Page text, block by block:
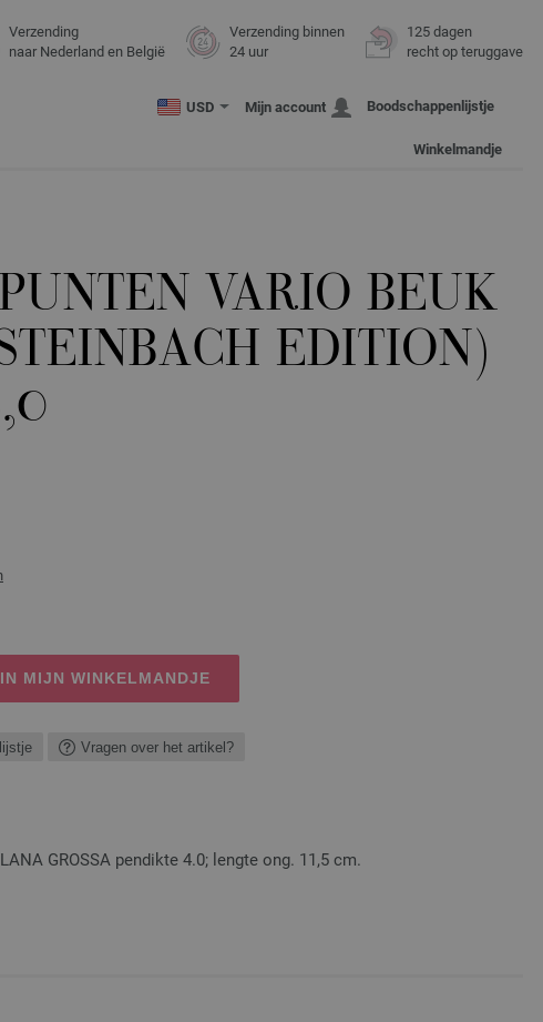
Verzending
naar Nederland en België
Verzending binnen
24 uur
125 dagen
recht op teruggave
USD Mijn account Boodschappenlijstje
Winkelmandje
VARIO BEUK
EDITION)
IN MIJN WINKELMANDJE
Vragen over het artikel?
GROSSA pendikte 4.0; lengte ong. 11,5 cm.